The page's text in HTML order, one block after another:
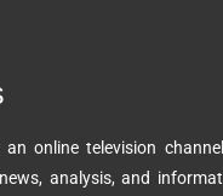
an online television
analysis, and